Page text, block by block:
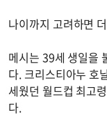
나이까지 고려하면
메시는 39세 생일을
다. 크리스티아누 호
세웠던 월드컵 최고
다.